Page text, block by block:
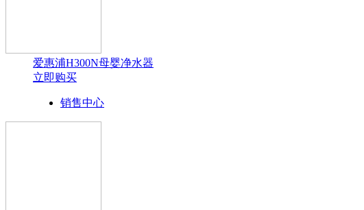
爱惠浦H300N母婴净水器
立即购买
销售中心